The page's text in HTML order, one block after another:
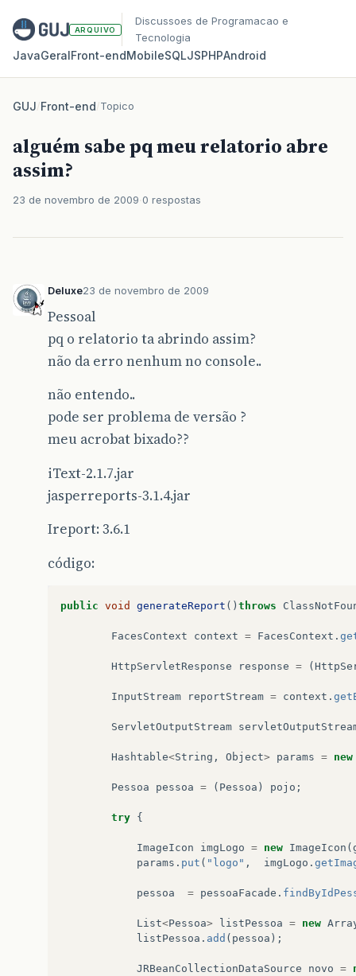
ARQUIVO
Discussoes de Programacao e
Tecnologia
JavaGeralFront‑endMobileSQLJSPHPAndroid
GUJ/Front-end/Topico
alguém sabe pq meu relatorio abre
assim?
23 de novembro de 2009 0 respostas
Deluxe23 de novembro de 2009
Pessoal
pq o relatorio ta abrindo assim?
não da erro nenhum no console..
não entendo..
pode ser problema de versão ?
meu acrobat bixado??
iText-2.1.7.jar
jasperreports-3.1.4.jar
Ireport: 3.6.1
código:
public void generateReport () throws
FacesContext context = FacesContext .
HttpServletResponse response = (
InputStream reportStream = context .
ServletOutputStream
Hashtable<String , Object> params = new
Pessoa pessoa = ( Pessoa ) pojo ;
try {
ImageIcon imgLogo = new ImageIcon (
params . put ( "logo" , imgLogo .
pessoa = pessoaFacade .
List<Pessoa> listPessoa = new
listPessoa . add ( pessoa );
JRBeanCollectionDataSource novo =